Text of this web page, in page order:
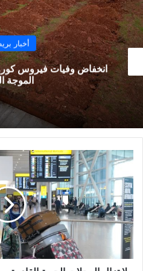
أخبار بريطانيا
انخفاض وفيات فيروس كورونا
الموجة الثانية
لا
الرحلات
الجوية
القادمة
من
الهند
الموبوءة
بكورونا